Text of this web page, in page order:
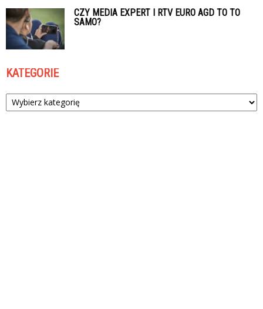
CZY MEDIA EXPERT I RTV EURO AGD TO TO
SAMO?
KATEGORIE
Kategorie